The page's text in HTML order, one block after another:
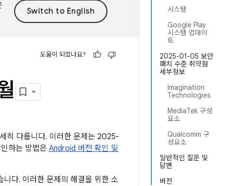
시스템
Google Play
시스템 업데이
트
2025-01-05 보안
패치 수준 취약점
세부정보
Imagination
Technologies
MediaTek 구성
요소
Qualcomm 구
성요소
일반적인 질문 및
답변
버전
도움이 되었나요?
히 다룹니다. 이러한 문제는 2025-
하는 방법은 Android 버전 확인 및
다. 이러한 문제의 해결을 위한 소